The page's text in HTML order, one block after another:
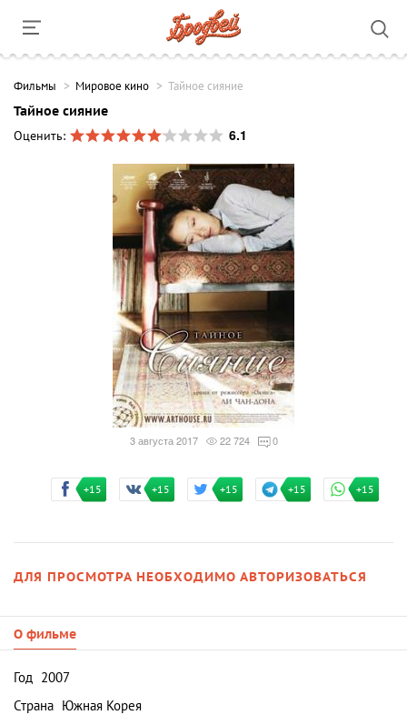
Фильмы Мировое кино Тайное сияние
Тайное сияние
Оценить:
6.1
3 августа 2017 22 724 0
+15 +15 +15 +15 +15
ДЛЯ ПРОСМОТРА НЕОБХОДИМО АВТОРИЗОВАТЬСЯ
О фильме
Год 2007
Страна Южная Корея